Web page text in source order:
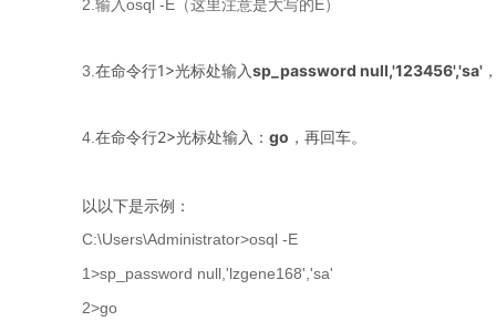
2.输入osql -E（这里注意是大写的E）
3. 在命令行1>光标处输入sp_password null,'123456','sa'
4. 在命令行2>光标处输入： go ，再回车。
以以下是示例：
C:\Users\Administrator>osql -E
1>sp_password null,'lzgene168','sa'
2>go